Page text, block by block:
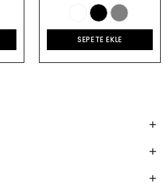
SEPETE EKLE